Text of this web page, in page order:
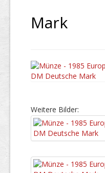
Mark
Weitere Bilder: